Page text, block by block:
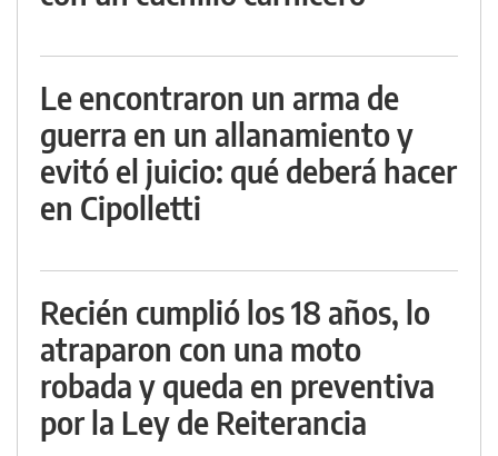
Le encontraron un arma de
guerra en un allanamiento y
evitó el juicio: qué deberá hacer
en Cipolletti
Recién cumplió los 18 años, lo
atraparon con una moto
robada y queda en preventiva
por la Ley de Reiterancia